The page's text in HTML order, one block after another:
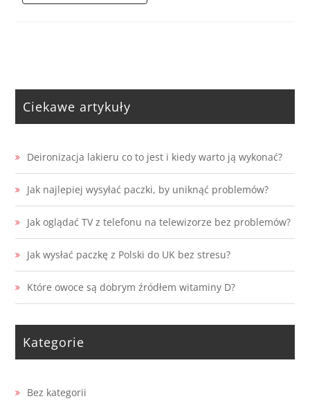
Ciekawe artykuły
Deironizacja lakieru co to jest i kiedy warto ją wykonać?
Jak najlepiej wysyłać paczki, by uniknąć problemów?
Jak oglądać TV z telefonu na telewizorze bez problemów?
Jak wysłać paczkę z Polski do UK bez stresu?
Które owoce są dobrym źródłem witaminy D?
Kategorie
Bez kategorii